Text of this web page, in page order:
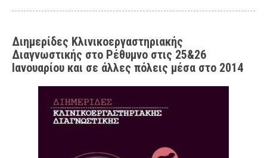
Διημερίδες Κλινικοεργαστηριακής
Διαγνωστικής στο Ρέθυμνο στις 25&26
Ιανουαρίου και σε άλλες πόλεις μέσα στο 2014